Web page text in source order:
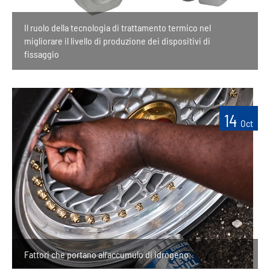
Il ruolo della tecnologia di trattamento termico nel
migliorare il livello di produzione dei dispositivi di
fissaggio
14 Oct
Fattori che portano all'accumulo di idrogeno